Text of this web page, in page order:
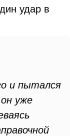
удар в
и пытался
уже